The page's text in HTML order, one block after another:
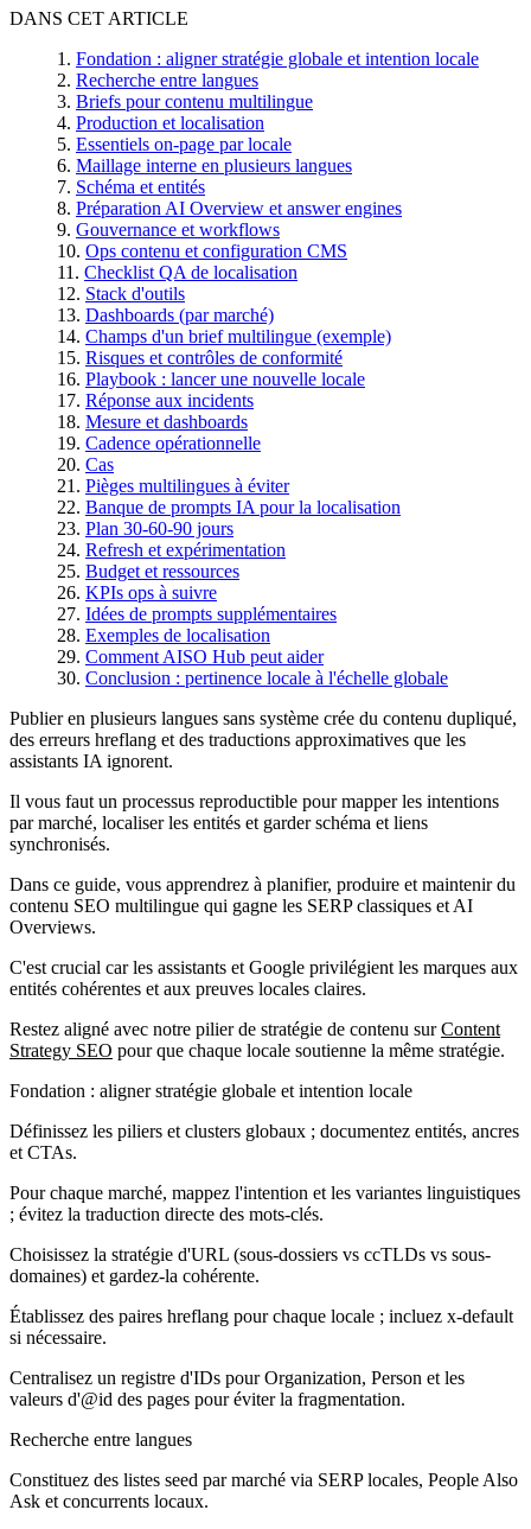
DANS CET ARTICLE
Fondation : aligner stratégie globale et intention locale
Recherche entre langues
Briefs pour contenu multilingue
Production et localisation
Essentiels on-page par locale
Maillage interne en plusieurs langues
Schéma et entités
Préparation AI Overview et answer engines
Gouvernance et workflows
Ops contenu et configuration CMS
Checklist QA de localisation
Stack d'outils
Dashboards (par marché)
Champs d'un brief multilingue (exemple)
Risques et contrôles de conformité
Playbook : lancer une nouvelle locale
Réponse aux incidents
Mesure et dashboards
Cadence opérationnelle
Cas
Pièges multilingues à éviter
Banque de prompts IA pour la localisation
Plan 30-60-90 jours
Refresh et expérimentation
Budget et ressources
KPIs ops à suivre
Idées de prompts supplémentaires
Exemples de localisation
Comment AISO Hub peut aider
Conclusion : pertinence locale à l'échelle globale
Publier en plusieurs langues sans système crée du contenu dupliqué,
des erreurs hreflang et des traductions approximatives que les
assistants IA ignorent.
Il vous faut un processus reproductible pour mapper les intentions
par marché, localiser les entités et garder schéma et liens
synchronisés.
Dans ce guide, vous apprendrez à planifier, produire et maintenir du
contenu SEO multilingue qui gagne les SERP classiques et AI
Overviews.
C'est crucial car les assistants et Google privilégient les marques aux
entités cohérentes et aux preuves locales claires.
Restez aligné avec notre pilier de stratégie de contenu surContent
Strategy SEO pour que chaque locale soutienne la même stratégie.
Fondation : aligner stratégie globale et intention locale
Définissez les piliers et clusters globaux ; documentez entités, ancres
et CTAs.
Pour chaque marché, mappez l'intention et les variantes linguistiques
; évitez la traduction directe des mots-clés.
Choisissez la stratégie d'URL (sous-dossiers vs ccTLDs vs sous-
domaines) et gardez-la cohérente.
Établissez des paires hreflang pour chaque locale ; incluez x-default
si nécessaire.
Centralisez un registre d'IDs pour Organization, Person et les
valeurs d'@id des pages pour éviter la fragmentation.
Recherche entre langues
Constituez des listes seed par marché via SERP locales, People Also
Ask et concurrents locaux.